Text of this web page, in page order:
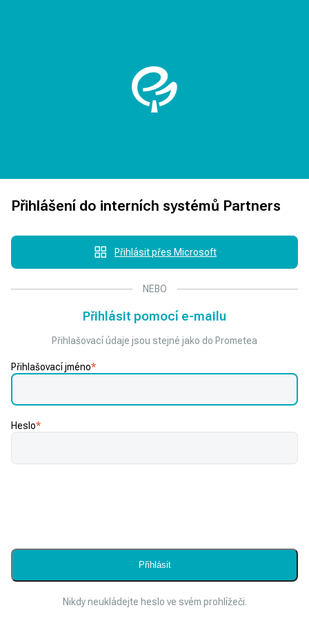
Přihlášení do interních systémů Partners
Přihlásit přes Microsoft
NEBO
Přihlásit pomocí e-mailu
Přihlašovací údaje jsou stejné jako do Prometea
Přihlašovací jméno*
Heslo*
Nikdy neukládejte heslo ve svém prohlížeči.